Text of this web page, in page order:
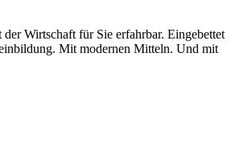
Wirtschaft für Sie erfahrbar. Eingebettet
Mit modernen Mitteln. Und mit